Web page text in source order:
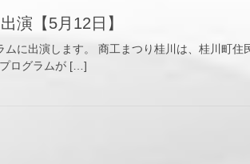
演【5月12日】
に出演します。 商工まつり桂川は、桂川町住
ログラムが […]